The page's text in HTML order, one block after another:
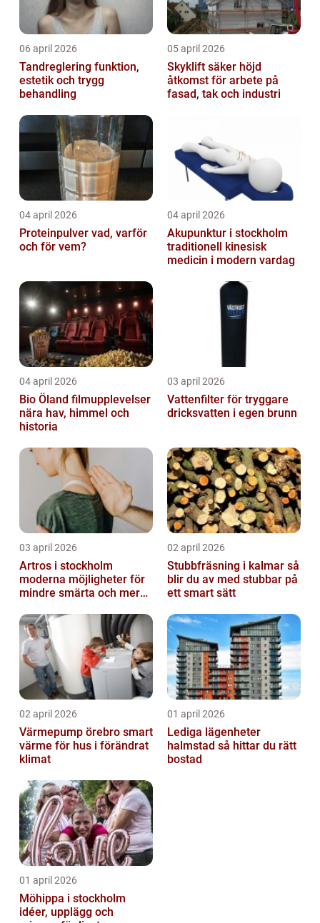
06 april 2026
Tandreglering funktion,
estetik och trygg
behandling
05 april 2026
Skyklift säker höjd
åtkomst för arbete på
fasad, tak och industri
04 april 2026
Proteinpulver vad, varför
och för vem?
04 april 2026
Akupunktur i stockholm
traditionell kinesisk
medicin i modern vardag
04 april 2026
Bio Öland filmupplevelser
nära hav, himmel och
historia
03 april 2026
Vattenfilter för tryggare
dricksvatten i egen brunn
03 april 2026
Artros i stockholm
moderna möjligheter för
mindre smärta och mer
02 april 2026
Stubbfräsning i kalmar så
blir du av med stubbar på
ett smart sätt
02 april 2026
Värmepump örebro smart
värme för hus i förändrat
klimat
01 april 2026
Lediga lägenheter
halmstad så hittar du rätt
bostad
01 april 2026
Möhippa i stockholm
idéer, upplägg och